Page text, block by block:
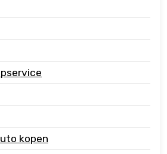
kopen